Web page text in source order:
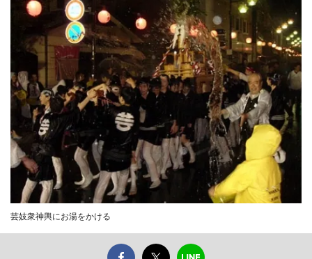
芸妓衆神輿にお湯をかける